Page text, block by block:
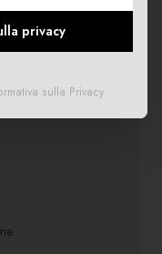
privacy
sulla Privacy